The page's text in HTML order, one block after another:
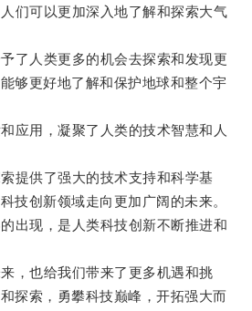
可以更加深入地了解和探索大气
人类更多的机会去探索和发现更
够更好地了解和保护地球和整个宇
用，凝聚了人类的技术智慧和人
供了强大的技术支持和科学基
技创新领域走向更加广阔的未来。
现，是人类科技创新不断推进和
也给我们带来了更多机遇和挑
探索，勇攀科技巅峰，开拓强大而